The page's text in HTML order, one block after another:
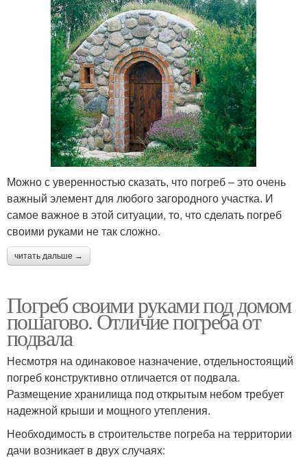
Можно с уверенностью сказать, что погреб – это очень
важный элемент для любого загородного участка. И
самое важное в этой ситуации, то, что сделать погреб
своими руками не так сложно.
читать дальше →
Погреб своими руками под домом
пошагово. Отличие погреба от
подвала
Несмотря на одинаковое назначение, отдельностоящий
погреб конструктивно отличается от подвала.
Размещение хранилища под открытым небом требует
надежной крыши и мощного утепления.
Необходимость в строительстве погреба на территории
дачи возникает в двух случаях: